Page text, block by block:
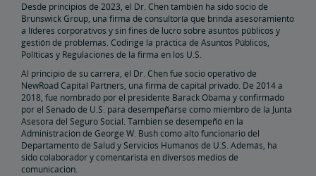
Instrucciones para Enviar una Solicitud FOIA
Centro de Asesoramiento para Agentes de Viajes
Agente de viajes corporativos
Cambios y Reintegros
Envíe un Elogio a un Empleado
Socios y Alianzas
Oportunidades de Adquisición de Amtrak
Bienes Raíces
Desde principios de 2023, el Dr. Chen también ha sido socio de
Brunswick Group, una firma de consultoría que brinda asesoramiento
a líderes corporativos y sin fines de lucro sobre asuntos públicos y
gestión de problemas. Codirige la práctica de Asuntos Públicos,
Políticas y Regulaciones de la firma en los U.S.
Al principio de su carrera, el Dr. Chen fue socio operativo de
NewRoad Capital Partners, una firma de capital privado. De 2014 a
2018, fue nombrado por el presidente Barack Obama y confirmado
por el Senado de U.S. para desempeñarse como miembro de la Junta
Asesora del Seguro Social. También se desempeñó en la
Administración de George W. Bush como alto funcionario del
Departamento de Salud y Servicios Humanos de U.S. Además, ha
sido colaborador y comentarista en diversos medios de
comunicación.